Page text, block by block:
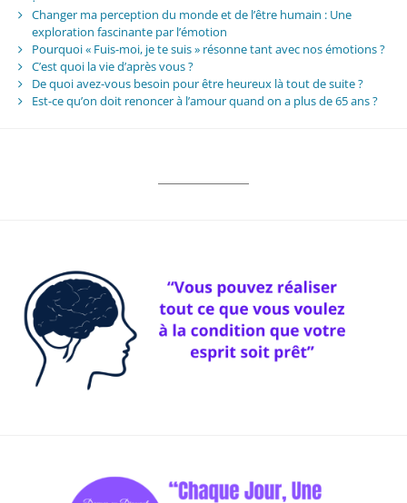
Changer ma perception du monde et de l’être humain : Une
exploration fascinante par l’émotion
Pourquoi « Fuis-moi, je te suis » résonne tant avec nos émotions ?
C’est quoi la vie d’après vous ?
De quoi avez-vous besoin pour être heureux là tout de suite ?
Est-ce qu’on doit renoncer à l’amour quand on a plus de 65 ans ?